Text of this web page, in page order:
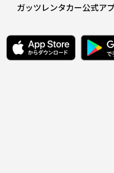
ガッツレンタカー公式ア